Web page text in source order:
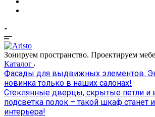
Зонируем пространство. Проектируем
Каталог
Фасады для выдвижных элементов.
новинка только в наших салонах!
Стеклянные дверцы, скрытые петли и
подсветка полок – такой шкаф станет
интерьера!